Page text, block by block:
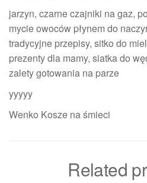
jarzyn, czarne czajniki na gaz,
mycie owoców płynem do
tradycyjne przepisy, sitko do
prezenty dla mamy, siatka do
zalety gotowania na parze
yyyyy
Wenko Kosze na śmieci
Related